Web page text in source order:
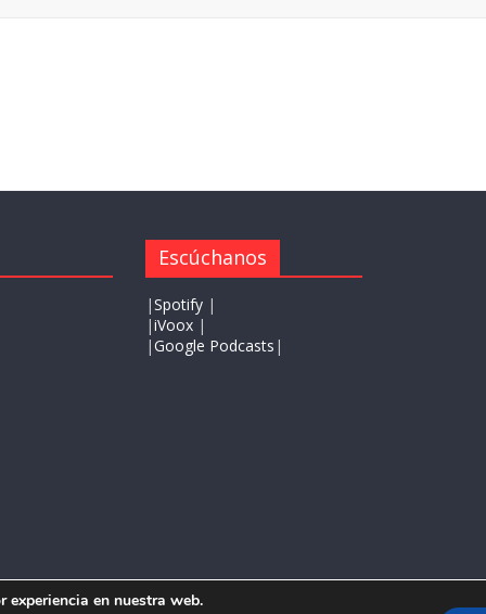
Escúchanos
|Spotify |
|iVoox |
|Google Podcasts |
.
en nuestra web.